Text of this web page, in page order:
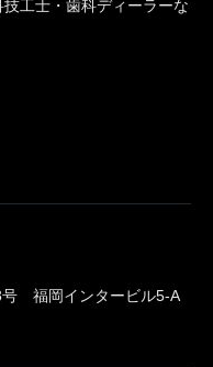
工士・歯科ディーラーな
号 福岡インタービル5-A